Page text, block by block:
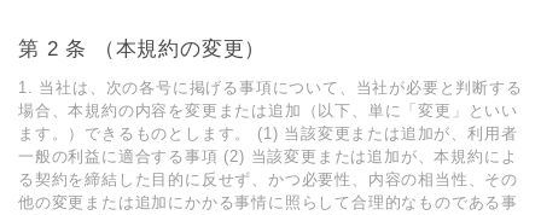
第 2 条 （本規約の変更）
1. 当社は、次の各号に掲げる事項について、当社が必要と判断する
場合、本規約の内容を変更または追加（以下、単に「変更」といい
ます。）できるものとします。 (1) 当該変更または追加が、利⽤者
⼀般の利益に適合する事項 (2) 当該変更または追加が、本規約によ
る契約を締結した⽬的に反せず、かつ必要性、内容の相当性、その
他の変更または追加にかかる事情に照らして合理的なものである事